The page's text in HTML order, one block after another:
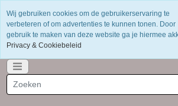
Voor 12 uur besteld = dezelfde dag
Gratis verzending vanaf €75
Whatsapp 06-49141184
Wij gebruiken cookies om de gebruikerservaring te
verbeteren of om advertenties te kunnen tonen. Door
gebruik te maken van deze website ga je hiermee
Privacy & Cookiebeleid